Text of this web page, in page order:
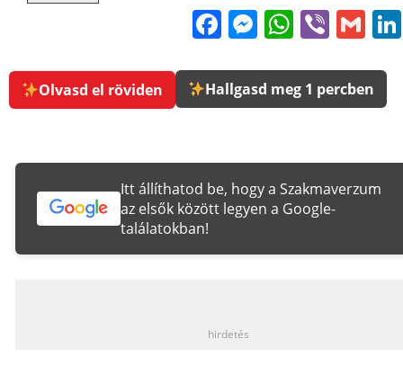
FacebookViber
Olvasd el röviden Hallgasd meg 1 percben
Itt állíthatod be, hogy a Szakmaverzum
az elsők között legyen a Google-
találatokban!
hirdetés